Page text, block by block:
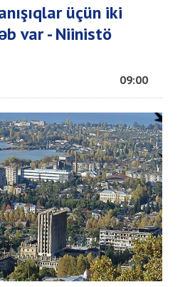
üçün iki
var - Niinistö
09:00